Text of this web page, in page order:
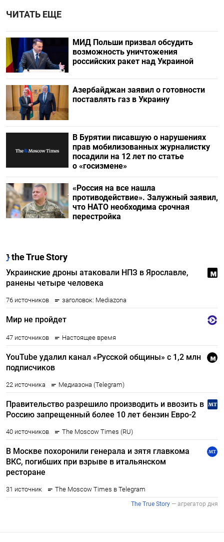
ЧИТАТЬ ЕЩЕ
МИД Польши призвал обсудить
возможность уничтожения
российских ракет над Украиной
Азербайджан заявил о готовности
поставлять газ в Украину
В Бурятии писавшую о нарушениях
прав мобилизованных журналистку
посадили на 12 лет по статье
о «госизмене»
«Россия на все нашла
противодействие». Залужный заявил,
что НАТО необходима срочная
перестройка